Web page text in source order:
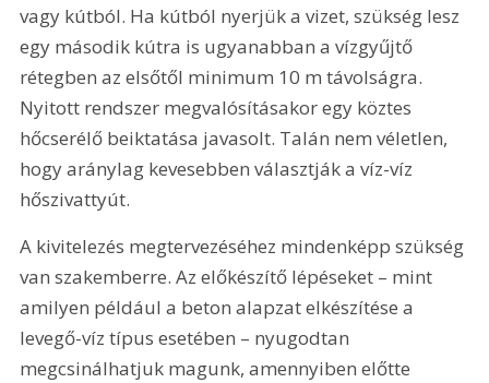
vagy kútból. Ha kútból nyerjük a vizet, szükség lesz
egy második kútra is ugyanabban a vízgyűjtő
rétegben az elsőtől minimum 10 m távolságra.
Nyitott rendszer megvalósításakor egy köztes
hőcserélő beiktatása javasolt. Talán nem véletlen,
hogy aránylag kevesebben választják a víz-víz
hőszivattyút.
A kivitelezés megtervezéséhez mindenképp szükség
van szakemberre. Az előkészítő lépéseket – mint
amilyen például a beton alapzat elkészítése a
levegő-víz típus esetében – nyugodtan
megcsinálhatjuk magunk, amennyiben előtte